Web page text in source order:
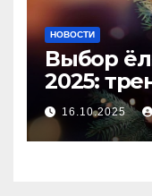
НОВОСТИ
Выбор
2025:
16.10.2025